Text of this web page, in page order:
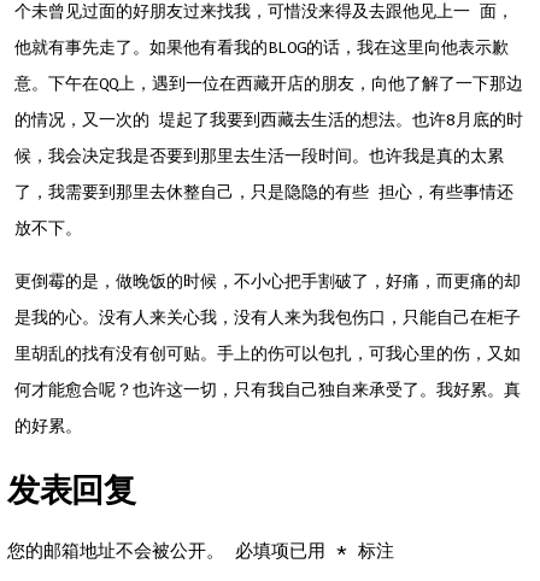
个未曾见过面的好朋友过来找我，可惜没来得及去跟他见上一 面，
他就有事先走了。如果他有看我的BLOG的话，我在这里向他表示歉
意。下午在QQ上，遇到一位在西藏开店的朋友，向他了解了一下那边
的情况，又一次的 堤起了我要到西藏去生活的想法。也许8月底的时
候，我会决定我是否要到那里去生活一段时间。也许我是真的太累
了，我需要到那里去休整自己，只是隐隐的有些 担心，有些事情还
放不下。
更倒霉的是，做晚饭的时候，不小心把手割破了，好痛，而更痛的却
是我的心。没有人来关心我，没有人来为我包伤口，只能自己在柜子
里胡乱的找有没有创可贴。手上的伤可以包扎，可我心里的伤，又如
何才能愈合呢？也许这一切，只有我自己独自来承受了。我好累。真
的好累。
发表回复
您的邮箱地址不会被公开。 必填项已用* 标注